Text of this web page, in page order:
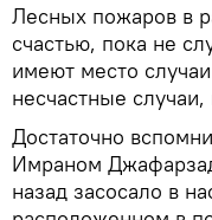
Лесных пожаров в
счастью, пока не
имеют место
несчастные
Достаточно
Имраном
назад засосало в